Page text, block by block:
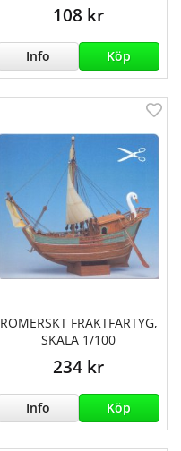
108 kr
Info Köp
ROMERSKT FRAKTFARTYG,
SKALA 1/100
234 kr
Info Köp